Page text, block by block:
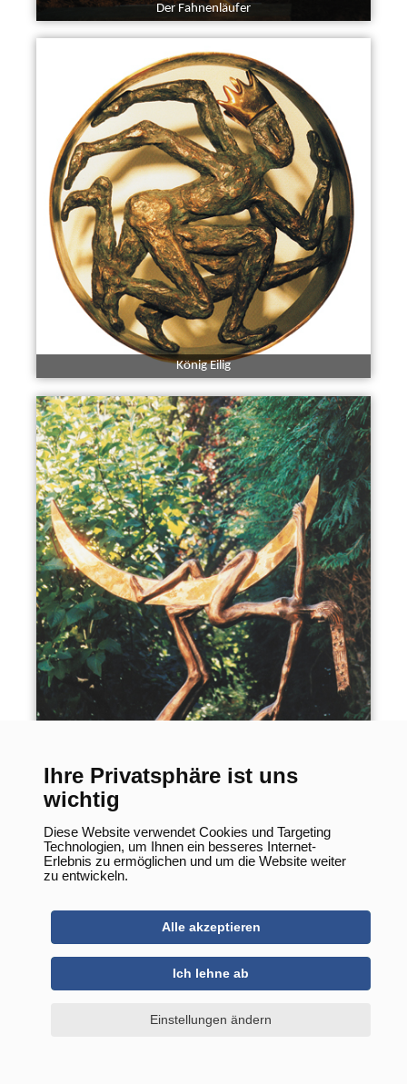
Ihre Privatsphäre ist uns
wichtig
Diese Website verwendet Cookies und Targeting
Technologien, um Ihnen ein besseres Internet-
Erlebnis zu ermöglichen und um die Website weiter
zu entwickeln.
Alle akzeptieren
Ich lehne ab
Einstellungen ändern
Der Fahnenläufer
König Eilig